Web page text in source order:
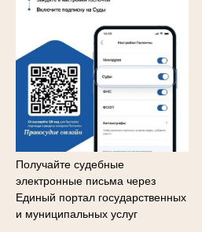
Получайте судебные
электронные письма через
Единый портал государственных
и муниципальных услуг